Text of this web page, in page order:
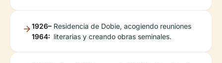
1926–
1964:
Residencia de Dobie, acogiendo reuniones
literarias y creando obras seminales.